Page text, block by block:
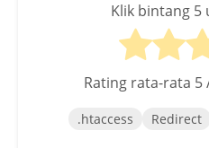
Klik bintang 5
Rating rata-rata 5
.htaccess Redirect